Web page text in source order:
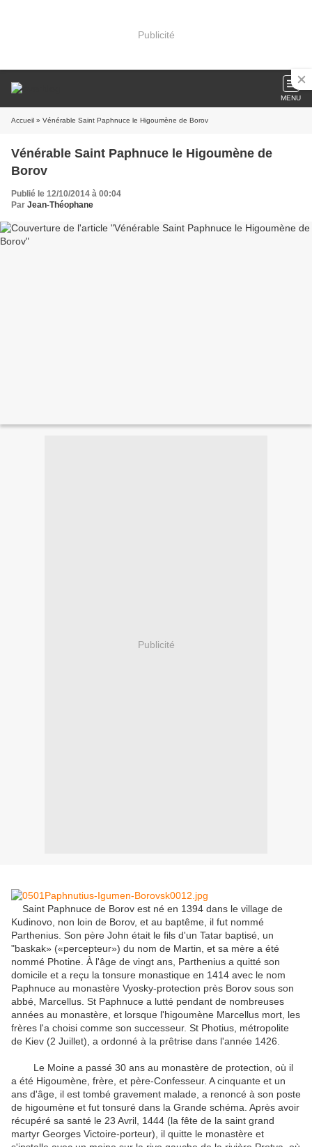
Publicité
MENU
Accueil » Vénérable Saint Paphnuce le Higoumène de Borov
Vénérable Saint Paphnuce le Higoumène de
Borov
Publié le 12/10/2014 à 00:04
Par Jean-Théophane
Publicité
Saint Paphnuce de Borov est né en 1394 dans le village de
Kudinovo , non loin de Borov, et au baptême , il fut nommé
Parthenius Son père John était le fils d'un Tatar baptisé un
"baskak» («percepteur») du nom de Martin et sa mère a été
nommé Photine À l'âge de vingt ans, Parthenius a quitté son
domicile et a reçu la tonsure monastique en 1414 avec le nom
Paphnuce au monastère Vyosky-protection près Borov sous son
abbé Marcellus St Paphnuce a lutté pendant de nombreuses
années au monastère et lorsque l'higoumène Marcellus mort les
frères l'a choisi comme son successeur. St Photius métropolite
de Kiev (2 Juillet) a ordonné à la prêtrise dans l'année 1426
Le Moine a passé 30 ans au monastère de protection où il
a été Higoumène , frère et père-Confesseur. A cinquante et un
ans d'âge, il est tombé gravement malade a renoncé à son poste
de higoumène et fut tonsuré dans la Grande schéma Après avoir
récupéré sa santé le 23 Avril, 1444 (la fête de la saint grand
martyr Georges Victoire-porteur) , il quitte le monastère et